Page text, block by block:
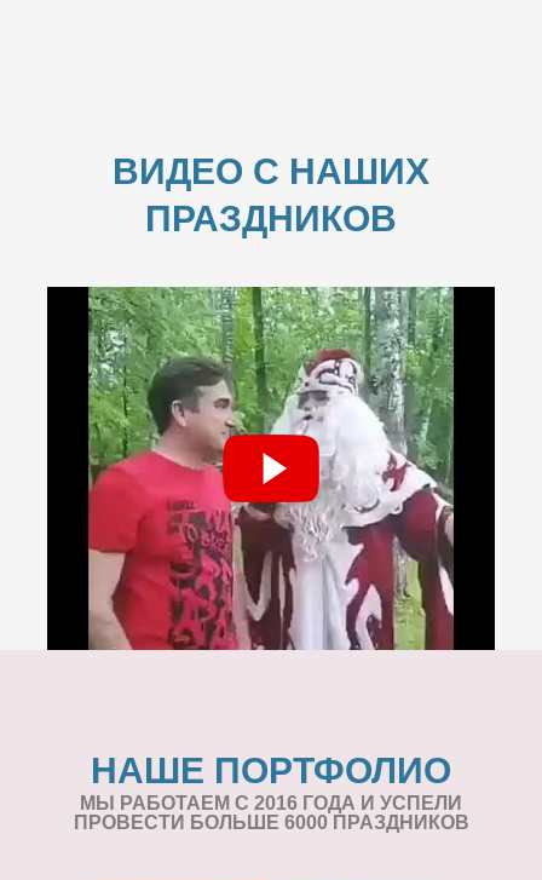
ВИДЕО С НАШИХ
ПРАЗДНИКОВ
НАШЕ ПОРТФОЛИО
МЫ РАБОТАЕМ С 2016 ГОДА И УСПЕЛИ
ПРОВЕСТИ БОЛЬШЕ 6000 ПРАЗДНИКОВ